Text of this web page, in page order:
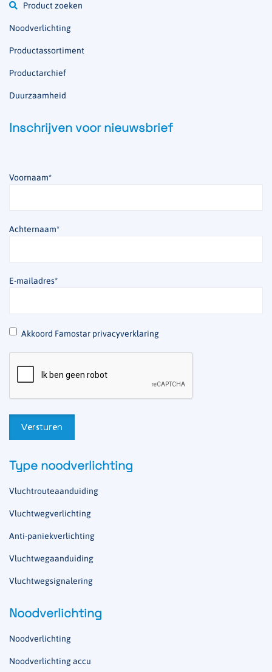
Product zoeken
Noodverlichting
Productassortiment
Productarchief
Duurzaamheid
Inschrijven voor nieuwsbrief
Voornaam*
Achternaam*
E-mailadres*
* Akkoord Famostar privacyverklaring
Type noodverlichting
Vluchtrouteaanduiding
Vluchtwegverlichting
Anti-paniekverlichting
Vluchtwegaanduiding
Vluchtwegsignalering
Noodverlichting
Noodverlichting
Noodverlichting accu